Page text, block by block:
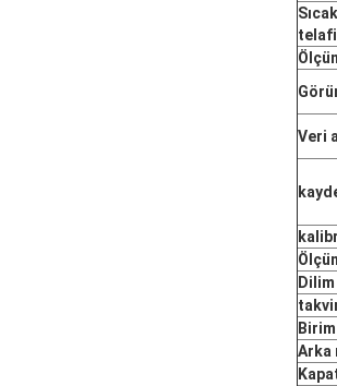
Veri
Dilim
Birim
Arka